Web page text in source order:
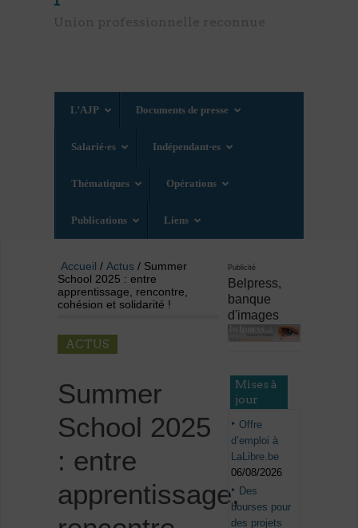
L’AJP Documents de presse
Salarié·es Indépendant·es
Thématiques Opérations
Publications Liens
Accueil / Actus/ Summer
School 2025 : entre
apprentissage, rencontre,
cohésion et solidarité !
ACTUS
Summer
School 2025
: entre
apprentissage,
Publicité
Belpress,
banque
d'images
Mises à
jour
Offre
d’emploi à
LaLibre.be
06/08/2026
Des
bourses pour
des projets